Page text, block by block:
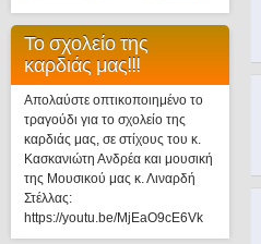
Το σχολείο της
καρδιάς μας!!!
Απολαύστε οπτικοποιημένο το
τραγούδι για το σχολείο της
καρδιάς μας, σε στίχους του κ.
Κασκανιώτη Ανδρέα και μουσική
της Μουσικού μας κ. Λιναρδή
Στέλλας:
https://youtu.be/MjEaO9cE6Vk